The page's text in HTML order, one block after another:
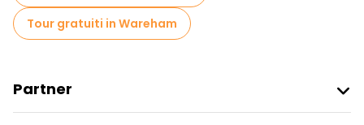
Passeggiate notturne gratuite a Londra
Tour gratuiti nelle vicinanze Buckingham Palace
Tour gratuiti in Wareham
Partner